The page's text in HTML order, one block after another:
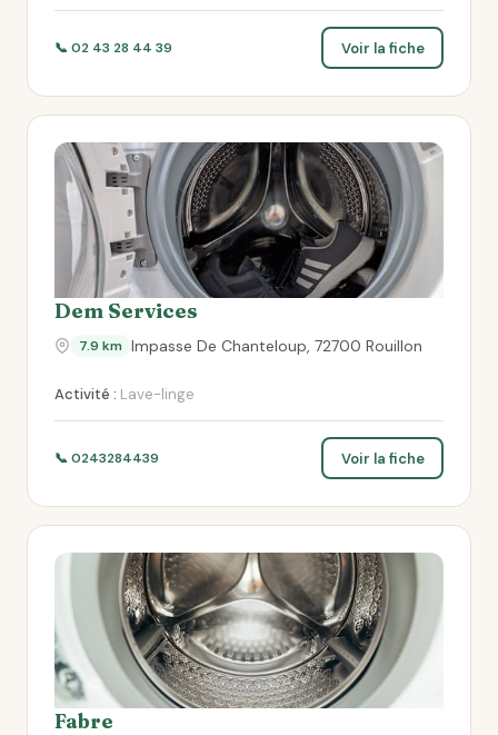
📞 02 43 28 44 39 Voir la fiche
Dem Services
7.9 km Impasse De Chanteloup, 72700 Rouillon
Activité : Lave-linge
📞 0243284439 Voir la fiche
Fabre